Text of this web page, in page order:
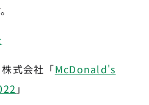
式会社「McDonald's
」